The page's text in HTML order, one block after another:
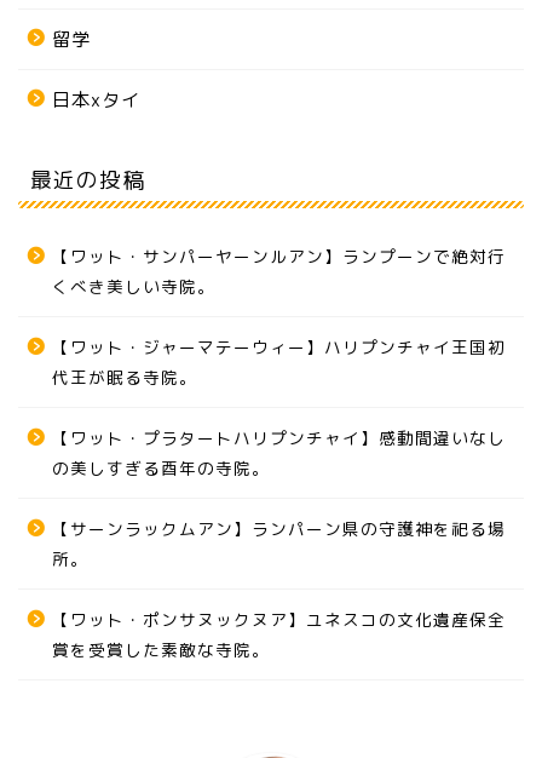
留学
日本xタイ
最近の投稿
【ワット・サンパーヤーンルアン】ランプーンで絶対行
くべき美しい寺院。
【ワット・ジャーマテーウィー】ハリプンチャイ王国初
代王が眠る寺院。
【ワット・プラタートハリプンチャイ】感動間違いなし
の美しすぎる酉年の寺院。
【サーンラックムアン】ランパーン県の守護神を祀る場
所。
【ワット・ポンサヌックヌア】ユネスコの文化遺産保全
賞を受賞した素敵な寺院。